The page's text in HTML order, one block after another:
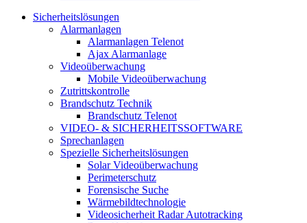
Sicherheitslösungen
Alarmanlagen
Alarmanlagen Telenot
Ajax Alarmanlage
Videoüberwachung
Mobile Videoüberwachung
Zutrittskontrolle
Brandschutz Technik
Brandschutz Telenot
VIDEO- & SICHERHEITSSOFTWARE
Sprechanlagen
Spezielle Sicherheitslösungen
Solar Videoüberwachung
Perimeterschutz
Forensische Suche
Wärmebildtechnologie
Videosicherheit Radar Autotracking​